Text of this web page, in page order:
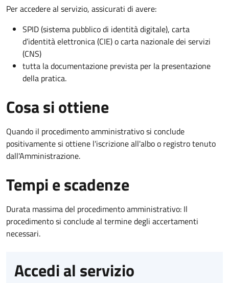
Per accedere al servizio, assicurati di avere:
SPID (sistema pubblico di identità digitale), carta
d’identità elettronica (CIE) o carta nazionale dei servizi
(CNS)
tutta la documentazione prevista per la presentazione
della pratica.
Cosa si ottiene
Quando il procedimento amministrativo si conclude
positivamente si ottiene l'iscrizione all'albo o registro tenuto
dall'Amministrazione.
Tempi e scadenze
Durata massima del procedimento amministrativo: Il
procedimento si conclude al termine degli accertamenti
necessari.
Accedi al servizio